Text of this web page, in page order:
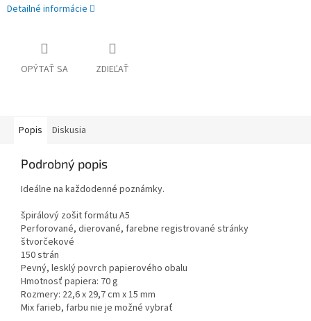
Detailné informácie
OPÝTAŤ SA ZDIEĽAŤ
Popis Diskusia
Podrobný popis
Ideálne na každodenné poznámky.
špirálový zošit formátu A5
Perforované, dierované, farebne registrované stránky
štvorčekové
150 strán
Pevný, lesklý povrch papierového obalu
Hmotnosť papiera: 70 g
Rozmery: 22,6 x 29,7 cm x 15 mm
Mix farieb, farbu nie je možné vybrať